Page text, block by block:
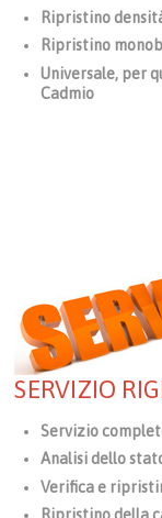
Ripristino
Ripristino
Universale, per
Cadmio
SERVIZIO
Servizio
Analisi dello
Verifica e
Ripristino della